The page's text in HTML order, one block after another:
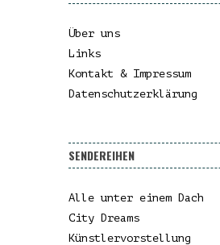
Über uns
Links
Kontakt & Impressum
Datenschutzerklärung
SENDEREIHEN
Alle unter einem Dach
City Dreams
Künstlervorstellung